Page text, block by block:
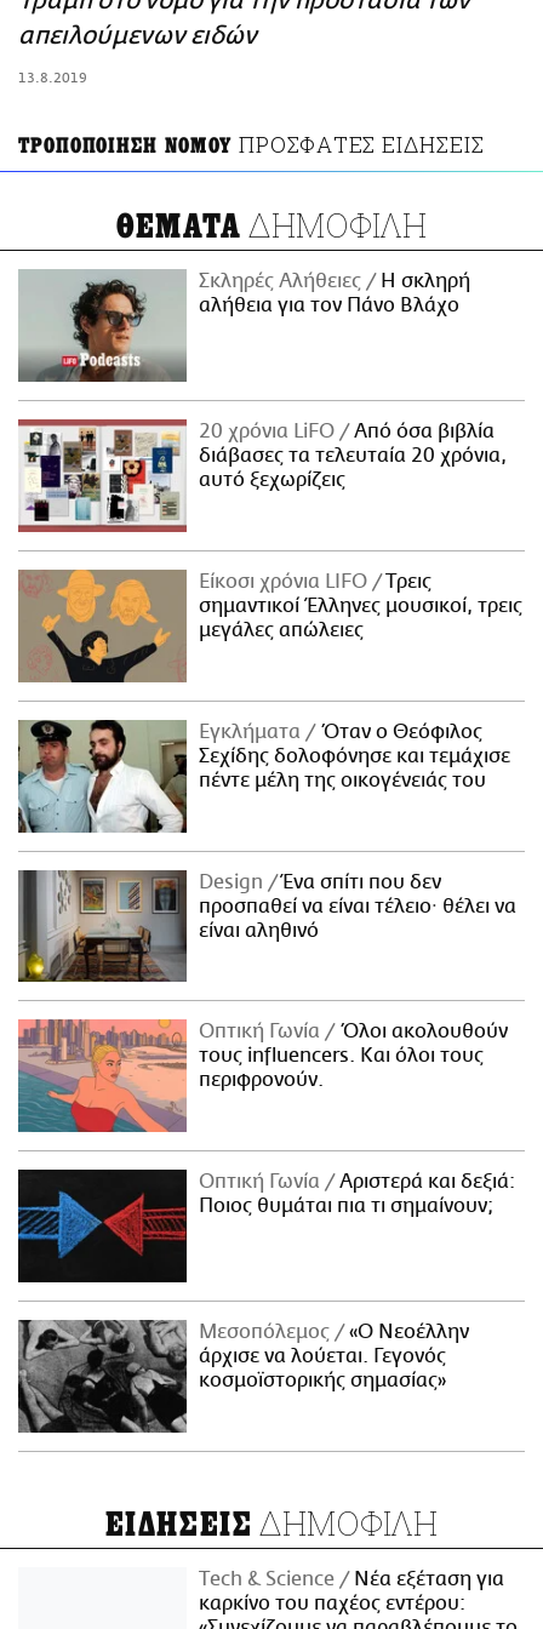
ΑΜΠΑ
απειλούμενων ειδών
13.8.2019
ΤΡΟΠΟΠΟΙΗΣΗ ΝΟΜΟΥ ΠΡΟΣΦΑΤΕΣ ΕΙΔΗΣΕΙΣ
ΘΕΜΑΤΑ ΔΗΜΟΦΙΛΗ
Σκληρές Αλήθειες
H σκληρή
αλήθεια για τον Πάνο Βλάχο
20 χρόνια LiFO
Από όσα βιβλία
διάβασες τα τελευταία 20 χρόνια,
αυτό ξεχωρίζεις
Είκοσι χρόνια LIFO
Tρεις
σημαντικοί Έλληνες μουσικοί, τρεις
μεγάλες απώλειες
Εγκλήματα
Όταν ο Θεόφιλος
Σεχίδης δολοφόνησε και τεμάχισε
πέντε μέλη της οικογένειάς του
Design
Ένα σπίτι που δεν
προσπαθεί να είναι τέλειο· θέλει να
είναι αληθινό
Οπτική Γωνία
Όλοι ακολουθούν
τους influencers. Και όλοι τους
περιφρονούν.
Οπτική Γωνία
Αριστερά και δεξιά:
Ποιος θυμάται πια τι σημαίνουν;
Μεσοπόλεμος
«Ο Νεοέλλην
άρχισε να λούεται. Γεγονός
κοσμοϊστορικής σημασίας»
ΕΙΔΗΣΕΙΣ ΔΗΜΟΦΙΛΗ
Τech & Science
Νέα εξέταση για
καρκίνο του παχέος εντέρου: